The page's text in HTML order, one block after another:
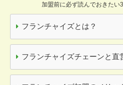
加盟前に必ず読んでおきたい
フランチャイズとは？
フランチャイズチェーンと直